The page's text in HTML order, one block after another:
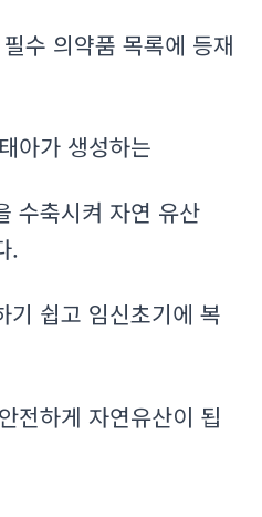
수 의약품 목록에 등재
아가 생성하는
수축시켜 자연 유산
.
기 쉽고 임신초기에 복
전하게 자연유산이 됩